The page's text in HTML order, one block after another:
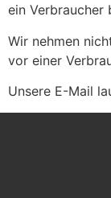
ein Verbraucher
Wir nehmen
vor einer
Unsere E-Mail